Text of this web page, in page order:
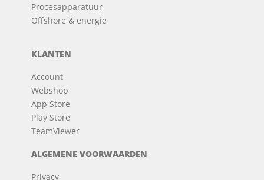
Procesapparatuur
Offshore & energie
KLANTEN
Account
Webshop
App Store
Play Store
TeamViewer
ALGEMENE VOORWAARDEN
Privacy